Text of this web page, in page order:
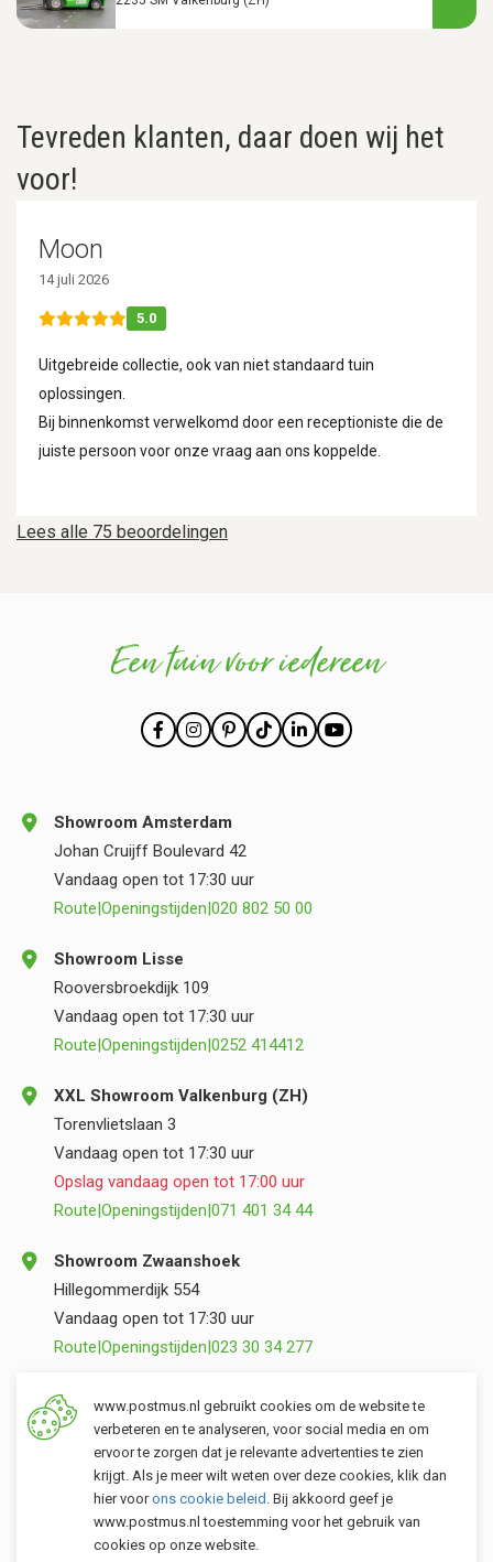
Tevreden klanten, daar doen wij het
voor!
Lees alle 75 beoordelingen
Moon
14 juli 2026
5.0
Uitgebreide collectie, ook van niet standaard tuin
oplossingen.
Bij binnenkomst verwelkomd door een receptioniste die de
juiste persoon voor onze vraag aan ons koppelde.
Een tuin voor iedereen
Klantenservice
Showroom Amsterdam
Johan Cruijff Boulevard 42
Vandaag open tot 17:30 uur
Route Openingstijden 020 802 50 00
Showroom Lisse
Rooversbroekdijk 109
Vandaag open tot 17:30 uur
Route Openingstijden 0252 414412
XXL Showroom Valkenburg (ZH)
Torenvlietslaan 3
Vandaag open tot 17:30 uur
Opslag vandaag open tot 17:00 uur
Route Openingstijden 071 401 34 44
Showroom Zwaanshoek
Hillegommerdijk 554
Vandaag open tot 17:30 uur
Route Openingstijden 023 30 34 277
Opslag Valkenburg (ZH)
Torenvlietslaan 3
Vandaag open tot 17:00 uur
Route|Openingstijden |071 401 34 44
www.postmus.nl gebruikt cookies om de website te
verbeteren en te analyseren, voor social media en om
ervoor te zorgen dat je relevante advertenties te zien
krijgt. Als je meer wilt weten over deze cookies, klik dan
hier voorons cookie beleid . Bij akkoord geef je
www.postmus.nl toestemming voor het gebruik van
cookies op onze website.